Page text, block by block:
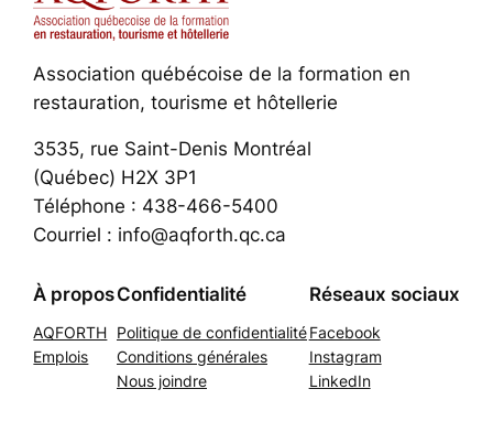
Association québécoise de la formation en
restauration, tourisme et hôtellerie
3535, rue Saint-Denis Montréal
(Québec) H2X 3P1
Téléphone : 438-466-5400
Courriel : info@aqforth.qc.ca
À propos
AQFORTH
Emplois
Confidentialité
Politique de confidentialité
Conditions générales
Nous joindre
Réseaux sociaux
Facebook
Instagram
LinkedIn